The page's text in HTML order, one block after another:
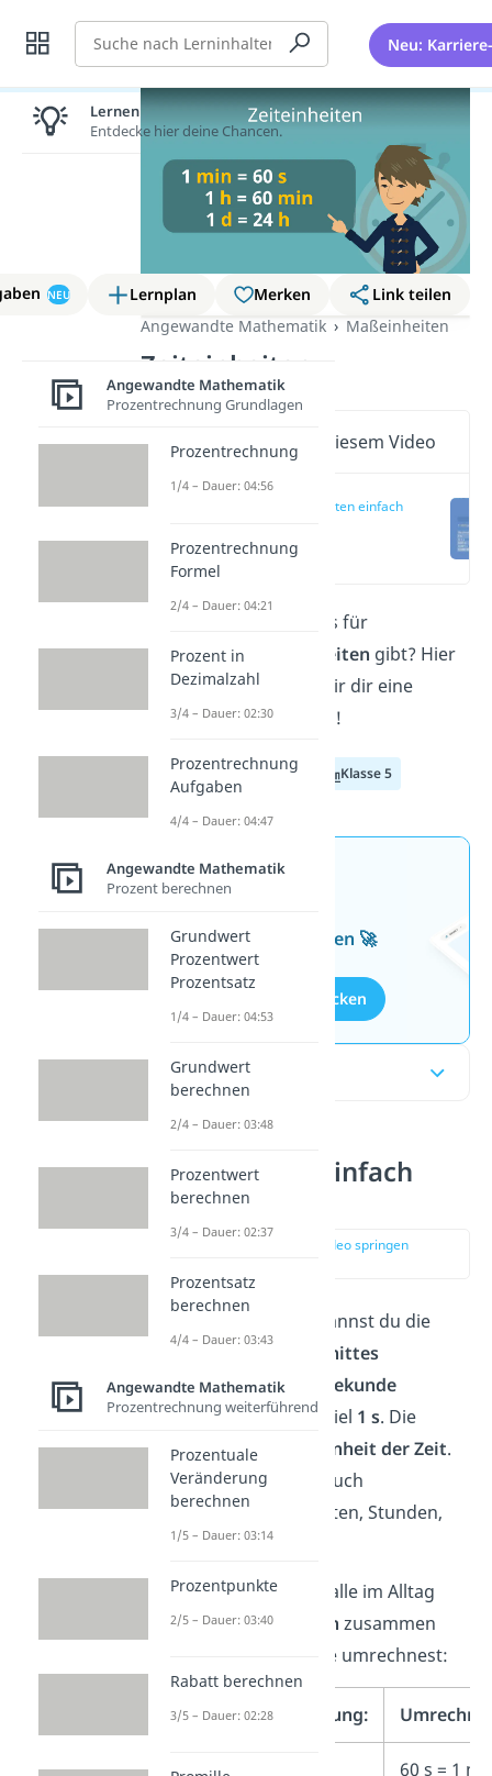
Suche Neu:
NEU Lernplan Merken
Link teilen
Angewandte Mathematik
Maßeinheiten
Zeiteinheiten
Wichtige Inhalte in diesem Video
Zeiteinheiten einfach
(00:17)
Du willst wissen, was es für
verschiedene
Zeiteinheiten gibt? Hier
und imVideo zeigen wir dir eine
anschauliche Übersicht!
Klasse 3 Klasse 4 Klasse 5
Jetzt neu: Teste dein
kostenlosen Aufgaben 🚀
Aufgaben entdecken
Inhaltsübersicht
Zeiteinheiten einfach
erklärt
zur Stelle im Video springen
kannst du die
Dauer eines Zeitabschnittes
beschreiben. Für eine
Sekunde
schreibst du zum Beispiel 1 s. Die
Sekunde ist die
Basiseinheit der Zeit.
Genauso gibt es aber auch
Abkürzungen
für Minuten, Stunden,
Monate, usw.
Folgende Tabelle fasst alle im Alltag
gängigen Zeiteinheiten zusammen
und zeigt dir, wie du sie umrechnest:
Einheit: Bezeichnung:
1 s 60 s = 1
Lernen lohnt sich!
Entdecke hier deine Chancen.
Angewandte Mathematik
Prozentrechnung Grundlagen
Prozentrechnung
1/4 – Dauer: 04:56
Prozentrechnung
Formel
2/4 – Dauer: 04:21
Prozent in
Dezimalzahl
3/4 – Dauer: 02:30
Prozentrechnung
Aufgaben
4/4 – Dauer: 04:47
Angewandte Mathematik
Prozent berechnen
Grundwert
Prozentwert
Prozentsatz
1/4 – Dauer: 04:53
Grundwert
berechnen
2/4 – Dauer: 03:48
Prozentwert
berechnen
3/4 – Dauer: 02:37
Prozentsatz
berechnen
4/4 – Dauer: 03:43
Angewandte Mathematik
Prozentrechnung weiterführend
Prozentuale
Veränderung
berechnen
1/5 – Dauer: 03:14
Prozentpunkte
2/5 – Dauer: 03:40
Rabatt berechnen
3/5 – Dauer: 02:28